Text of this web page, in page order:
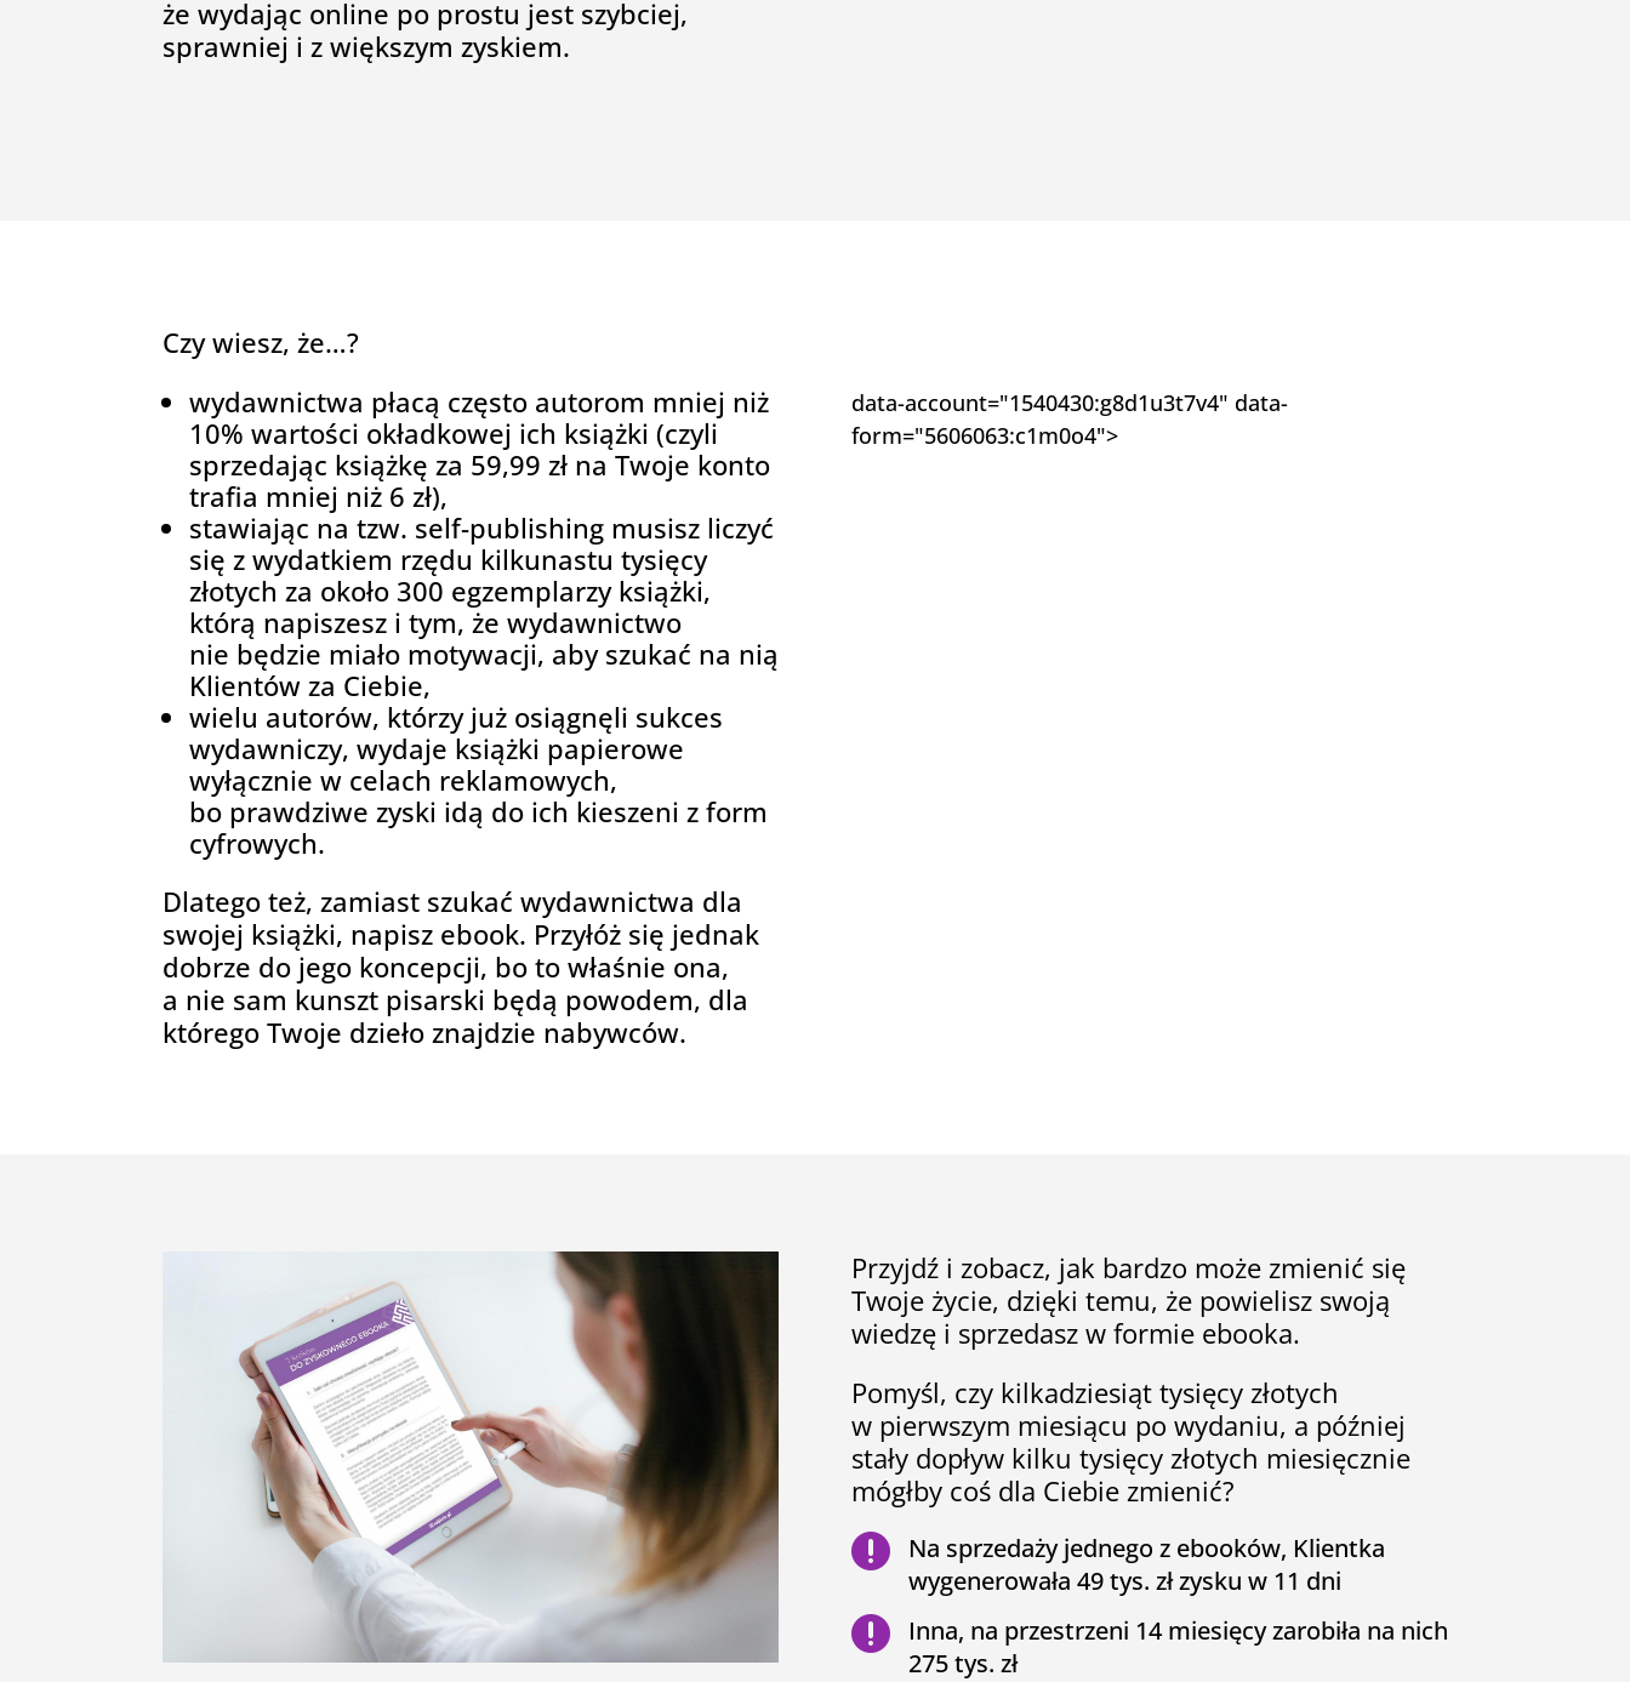
że wydając online po prostu jest szybciej,
sprawniej i z większym zyskiem.
Czy wiesz, że…?
wydawnictwa płacą często autorom mniej niż
10% wartości okładkowej ich książki (czyli
sprzedając książkę za 59,99 zł na Twoje konto
trafia mniej niż 6 zł),
stawiając na tzw. self-publishing musisz liczyć
się z wydatkiem rzędu kilkunastu tysięcy
złotych za około 300 egzemplarzy książki,
którą napiszesz i tym, że wydawnictwo
nie będzie miało motywacji, aby szukać na nią
Klientów za Ciebie,
wielu autorów, którzy już osiągnęli sukces
wydawniczy, wydaje książki papierowe
wyłącznie w celach reklamowych,
bo prawdziwe zyski idą do ich kieszeni z form
cyfrowych.
Dlatego też, zamiast szukać wydawnictwa dla
swojej książki, napisz ebook. Przyłóż się jednak
dobrze do jego koncepcji, bo to właśnie ona,
a nie sam kunszt pisarski będą powodem, dla
którego Twoje dzieło znajdzie nabywców.
data-account="1540430:g8d1u3t7v4" data-
form="5606063:c1m0o4">
Przyjdź i zobacz, jak bardzo może zmienić się
Twoje życie, dzięki temu, że powielisz swoją
wiedzę i sprzedasz w formie ebooka.
Pomyśl, czy kilkadziesiąt tysięcy złotych
w pierwszym miesiącu po wydaniu, a później
stały dopływ kilku tysięcy złotych miesięcznie
mógłby coś dla Ciebie zmienić?

Na sprzedaży jednego z ebooków, Klientka
wygenerowała 49 tys. zł zysku w 11 dni

Inna, na przestrzeni 14 miesięcy zarobiła na nich
275 tys. zł